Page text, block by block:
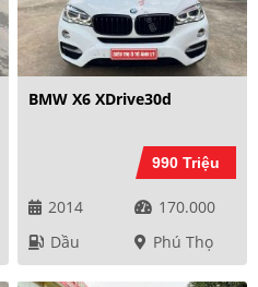
BMW X6 XDrive30d
990 Triệu
2014
170.000
Dầu
Phú Thọ